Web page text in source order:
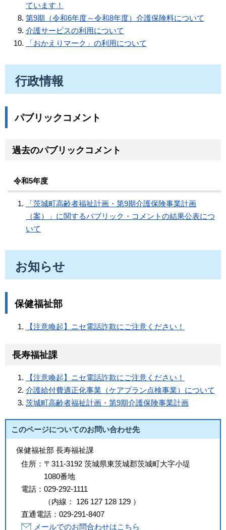
ています！
第9期（令和6年度～令和8年度）介護保険料について
介護サービスの利用について
「おかえりマーク」の利用について
行政情報
パブリックコメント
過去のパブリックコメント
令和5年度
「茨城町高齢者福祉計画・第9期介護保険事業計画
（案）」に関するパブリック・コメントの結果公表につ
いて
お知らせ
保健福祉部
【注意喚起】ニセ電話詐欺にご注意ください！
長寿福祉課
【注意喚起】ニセ電話詐欺にご注意ください！
介護給付費適正化事業（ケアプラン点検事業）について
茨城町高齢者福祉計画・第9期介護保険事業計画
このページについてのお問い合わせ先
保健福祉部 長寿福祉課
住所： 〒311-3192 茨城県東茨城郡茨城町大字小堤
1080番地
電話： 029-292-1111
（内線 ： 126 127 128 129 ）
直通電話： 029-291-8407
メールでのお問合わせはこちら